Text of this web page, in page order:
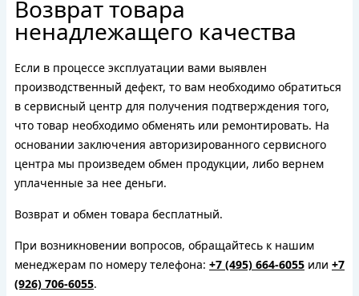
Возврат товара
ненадлежащего качества
Если в процессе эксплуатации вами выявлен
производственный дефект, то вам необходимо обратиться
в сервисный центр для получения подтверждения того,
что товар необходимо обменять или ремонтировать. На
основании заключения авторизированного сервисного
центра мы произведем обмен продукции, либо вернем
уплаченные за нее деньги.
Возврат и обмен товара бесплатный.
При возникновении вопросов, обращайтесь к нашим
менеджерам по номеру телефона: +7 (495) 664-6055 или +7
(926) 706-6055.